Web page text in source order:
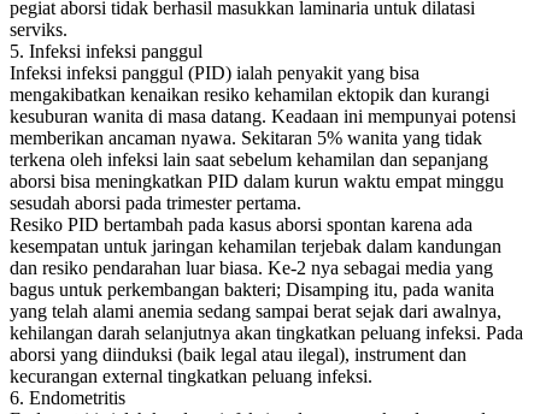
pegiat aborsi tidak berhasil masukkan laminaria untuk dilatasi
serviks.
5. Infeksi infeksi panggul
Infeksi infeksi panggul (PID) ialah penyakit yang bisa
mengakibatkan kenaikan resiko kehamilan ektopik dan kurangi
kesuburan wanita di masa datang. Keadaan ini mempunyai potensi
memberikan ancaman nyawa. Sekitaran 5% wanita yang tidak
terkena oleh infeksi lain saat sebelum kehamilan dan sepanjang
aborsi bisa meningkatkan PID dalam kurun waktu empat minggu
sesudah aborsi pada trimester pertama.
Resiko PID bertambah pada kasus aborsi spontan karena ada
kesempatan untuk jaringan kehamilan terjebak dalam kandungan
dan resiko pendarahan luar biasa. Ke-2 nya sebagai media yang
bagus untuk perkembangan bakteri; Disamping itu, pada wanita
yang telah alami anemia sedang sampai berat sejak dari awalnya,
kehilangan darah selanjutnya akan tingkatkan peluang infeksi. Pada
aborsi yang diinduksi (baik legal atau ilegal), instrument dan
kecurangan external tingkatkan peluang infeksi.
6. Endometritis